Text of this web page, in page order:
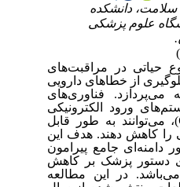
دانشکده
علوم پزشکی
حیاتی در مراقبت‌های
از خطاهای دارویی
فناوری‌های
ورود الکترونیکی
می‌توانند به طور قابل
کاهش دهند. هدف این
دامنه‌ای جامع پیرامون
دستور پزشک بر کاهش
در این مطالعه